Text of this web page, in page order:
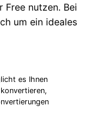
Free nutzen. Bei
um ein ideales
es Ihnen